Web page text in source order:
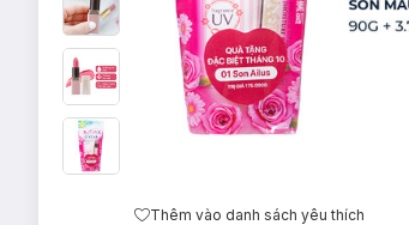
Thêm vào danh sách yêu thích